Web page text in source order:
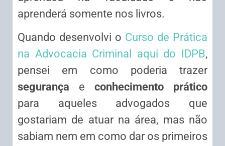
aprenderá somente nos livros.
Quando desenvolvi o Curso de Prática
na Advocacia Criminal aqui do IDPB,
pensei em como poderia trazer
segurança e conhecimento prático
para aqueles advogados que
gostariam de atuar na área, mas não
sabiam nem em como dar os primeiros